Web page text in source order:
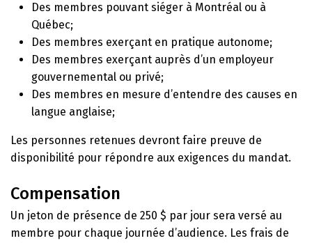
Des membres pouvant siéger à Montréal ou à
Québec;
Des membres exerçant en pratique autonome;
Des membres exerçant auprès d’un employeur
gouvernemental ou privé;
Des membres en mesure d’entendre des causes en
langue anglaise;
Les personnes retenues devront faire preuve de
disponibilité pour répondre aux exigences du mandat.
Compensation
Un jeton de présence de 250 $ par jour sera versé au
membre pour chaque journée d’audience. Les frais de